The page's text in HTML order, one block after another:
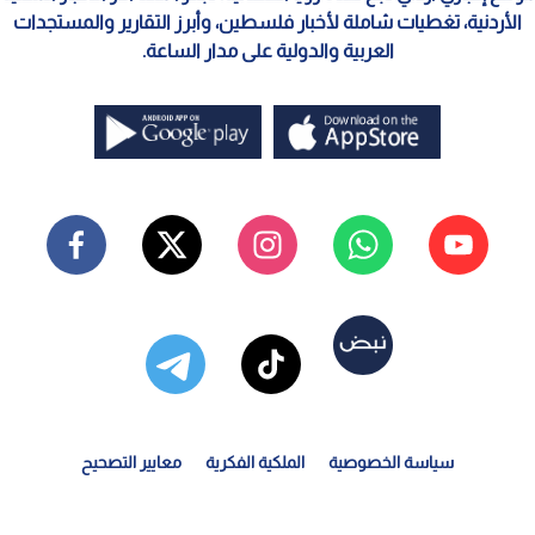
الأردنية، تغطيات شاملة لأخبار فلسطين، وأبرز التقارير والمستجدات
العربية والدولية على مدار الساعة.
سياسة الخصوصية الملكية الفكرية معايير التصحيح